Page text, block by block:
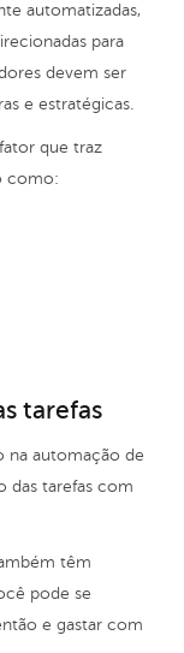
automatizadas,
para
devem ser
e estratégicas.
que traz
como:
tarefas
na automação de
das tarefas com
têm
pode se
e gastar com